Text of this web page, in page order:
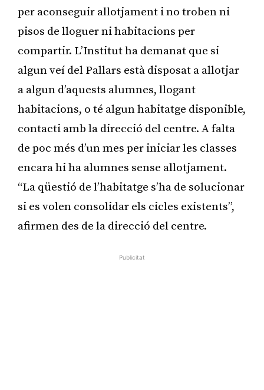
per aconseguir allotjament i no troben ni
pisos de lloguer ni habitacions per
compartir. L’Institut ha demanat que si
algun veí del Pallars està disposat a allotjar
a algun d’aquests alumnes, llogant
habitacions, o té algun habitatge disponible,
contacti amb la direcció del centre. A falta
de poc més d’un mes per iniciar les classes
encara hi ha alumnes sense allotjament.
“La qüestió de l’habitatge s’ha de solucionar
si es volen consolidar els cicles existents”,
afirmen des de la direcció del centre.
Publicitat